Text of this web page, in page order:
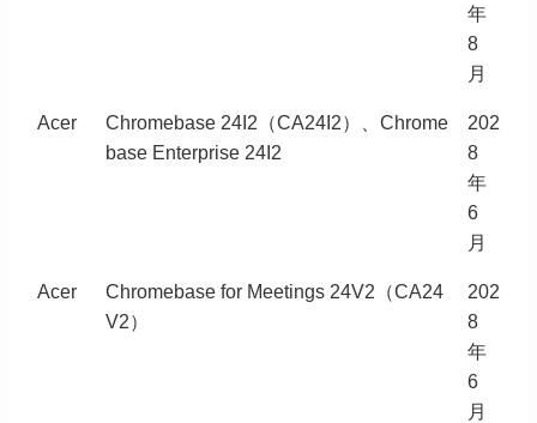
年
8
月
Acer
Chromebase 24I2（CA24I2）、Chrome
base Enterprise 24I2
202
8
年
6
月
Acer
Chromebase for Meetings 24V2（CA24
V2）
202
8
年
6
月